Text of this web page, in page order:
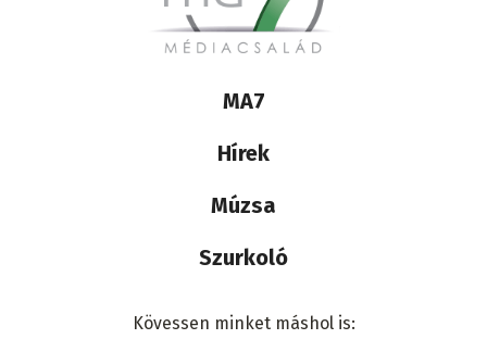
Lábléc
médiacsalád
MA7
Hírek
Múzsa
Szurkoló
Kövessen minket máshol is: